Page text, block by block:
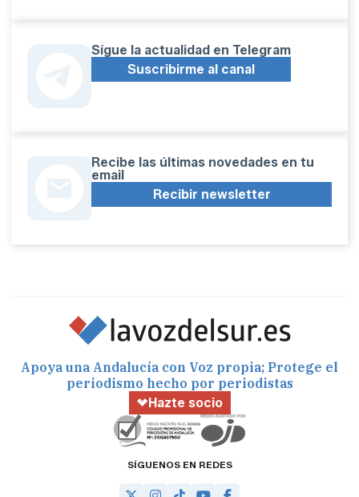
Sígue la actualidad en Telegram
Suscribirme al canal
Recibe las últimas novedades en tu
email
Recibir newsletter
Apoya una Andalucía con Voz propia; Protege el
periodismo hecho por periodistas
Hazte socio
SÍGUENOS EN REDES